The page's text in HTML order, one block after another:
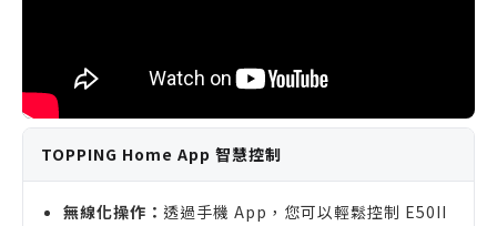
TOPPING Home App 智慧控制
無線化操作： 透過手機 App，您可以輕鬆控制 E50II